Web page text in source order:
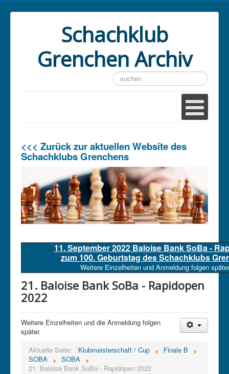
Schachklub
Grenchen Archiv
Suchen
...
<<< Zurück zur aktuellen Website des
Schachklubs Grenchens
11. September 2022 Baloise Bank SoBa -
zum 100. Geburtstag des Schachklubs
Weitere Einzelheiten und Anmeldung folgen
21. Baloise Bank SoBa - Rapidopen
2022
Weitere Einzelheiten und die Anmeldung folgen
später.
Aktuelle Seite:
Klubmeisterschaft / Cup
Finale B
SOBA
SOBA
21. Baloise Bank SoBa - Rapidopen 2022